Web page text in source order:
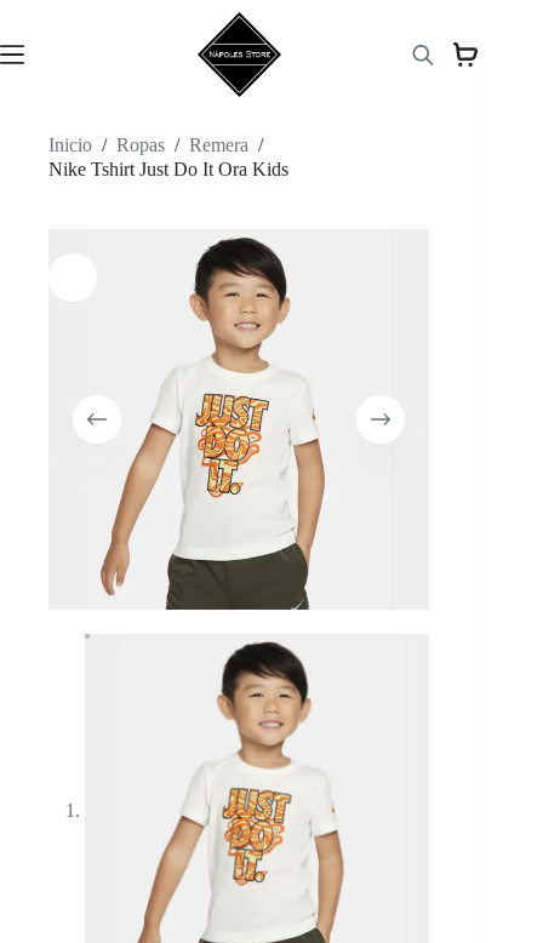
contenido
Inicio / Ropas / Remera /
Nike Tshirt Just Do It Ora Kids